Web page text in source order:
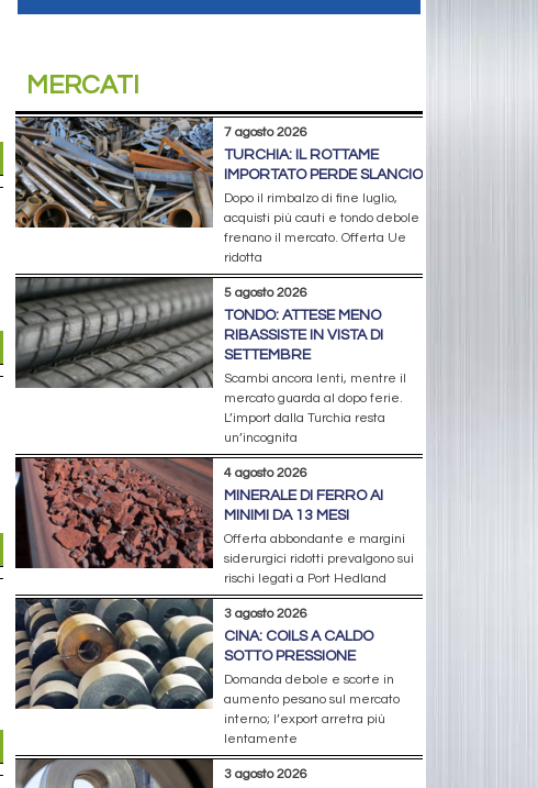
MERCATI
7 agosto 2026
TURCHIA: IL ROTTAME
IMPORTATO PERDE SLANCIO
Dopo il rimbalzo di fine luglio,
acquisti più cauti e tondo debole
frenano il mercato. Offerta Ue
ridotta
5 agosto 2026
TONDO: ATTESE MENO
RIBASSISTE IN VISTA DI
SETTEMBRE
Scambi ancora lenti, mentre il
mercato guarda al dopo ferie.
L’import dalla Turchia resta
un’incognita
4 agosto 2026
MINERALE DI FERRO AI
MINIMI DA 13 MESI
Offerta abbondante e margini
siderurgici ridotti prevalgono sui
rischi legati a Port Hedland
3 agosto 2026
CINA: COILS A CALDO
SOTTO PRESSIONE
Domanda debole e scorte in
aumento pesano sul mercato
interno; l’export arretra più
lentamente
3 agosto 2026